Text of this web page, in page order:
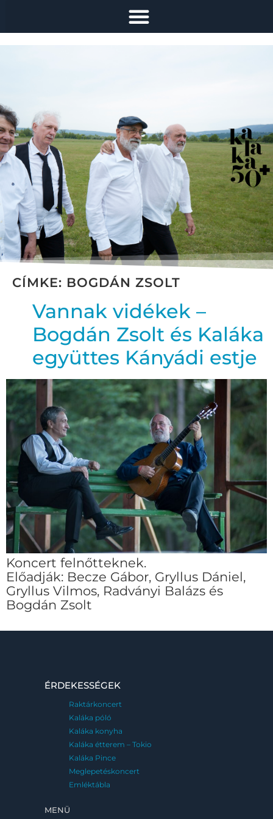
CÍMKE: BOGDÁN ZSOLT
Vannak vidékek –
Bogdán Zsolt és Kaláka
együttes Kányádi estje
Koncert felnőtteknek.
Előadják: Becze Gábor, Gryllus Dániel,
Gryllus Vilmos, Radványi Balázs és
Bogdán Zsolt
ÉRDEKESSÉGEK
Raktárkoncert
Kaláka póló
Kaláka konyha
Kaláka étterem – Tokio
Kaláka Pince
Meglepetéskoncert
Emléktábla
MENÜ